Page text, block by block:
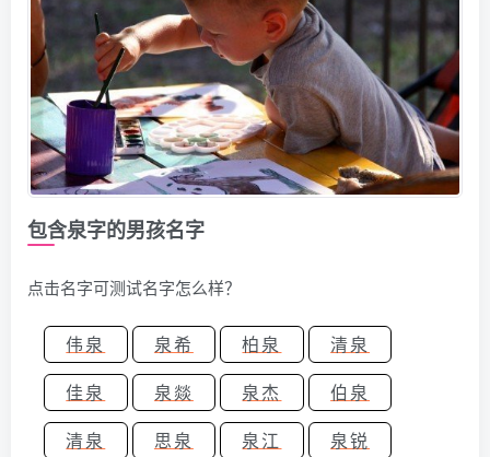
包含泉字的男孩名字
点击名字可测试名字怎么样？
伟泉 泉希 柏泉
清泉
佳泉
泉燚 泉杰
伯泉
清泉
思泉 泉江
泉锐